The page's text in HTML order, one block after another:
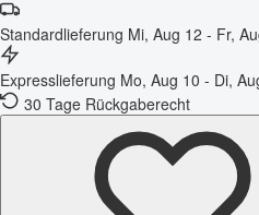
Standardlieferung Mi, Aug 12 - Fr,
Expresslieferung Mo, Aug 10 - Di,
30 Tage Rückgaberecht